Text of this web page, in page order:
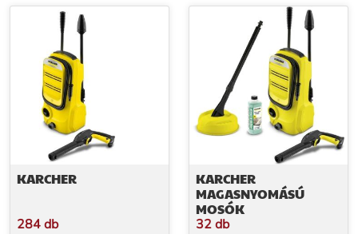
KARCHER
284 db
KARCHER
MAGASNYOMÁSÚ
MOSÓK
32 db